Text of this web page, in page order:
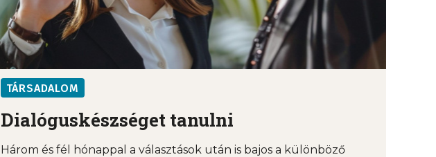
TÁRSADALOM
Dialóguskészséget tanulni
Három és fél hónappal a választások után is bajos a különböző